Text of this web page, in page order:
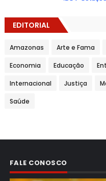
EDITORIAL
Amazonas Arte e Fama
Economia Educação
Internacional Justiça
Saúde
FALE CONOSCO